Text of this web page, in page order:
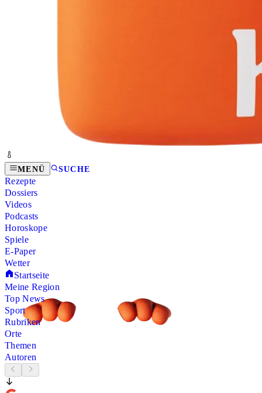
MENÜ SUCHE
Rezepte
Dossiers
Videos
Podcasts
Horoskope
Spiele
E-Paper
Wetter
Startseite
Meine Region
Top News
Sport
Rubriken
Orte
Themen
Autoren